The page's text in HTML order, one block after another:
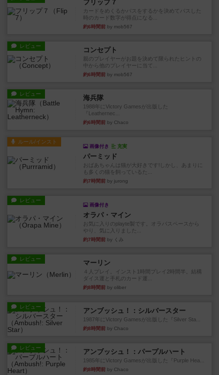
フリップ７
カードをめくるかパスをするかを決めてパスした
時のカード数字が得点になる...
約6時間前 by mob567
レビュー コンセプト
親のプレイヤーがお題を決めて限られたヒントの
中から他のプレイヤーに当て...
約6時間前 by mob567
レビュー 海兵隊
1988年にVictory Gamesが出版した
『Leathernec...
約6時間前 by Chaco
ルール/インスト
画像付き 充実
パーミッド
おばあちゃんは猫が大好きです!しかし、あまりに
も多くの猫を飼っているた...
約7時間前 by jurong
レビュー
画像付き
オラパ・マイン
お気に入りのplayte製です。オラパスペースから
やり、気に入りました...
約7時間前 by くみ
レビュー マーリン
４人プレイ。インスト1時間プレイ2時間半。結構
ダイス運と手札のカード運...
約8時間前 by oliber
レビュー アンブッシュ！：シルバースター
1987年にVictory Gamesが出版した『Silver Sta...
約8時間前 by Chaco
レビュー アンブッシュ！：パープルハート
1985年にVictory Gamesが出版した『Purple Hea...
約8時間前 by Chaco